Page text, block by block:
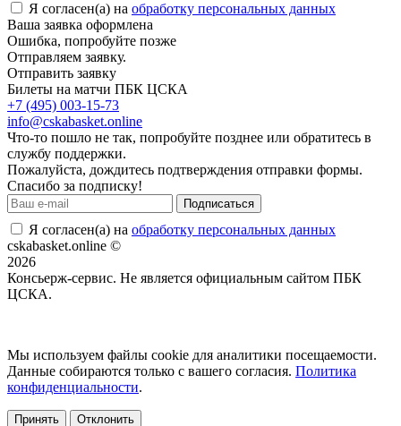
Я согласен(а) на обработку персональных данных
Ваша заявка оформлена
Ошибка, попробуйте позже
Отправляем заявку.
Отправить заявку
Билеты на матчи ПБК ЦСКА
+7 (495) 003-15-73
info@cskabasket.online
Что-то пошло не так, попробуйте позднее или обратитесь в
службу поддержки.
Пожалуйста, дождитесь подтверждения отправки формы.
Спасибо за подписку!
Подписаться
Я согласен(а) на обработку персональных данных
cskabasket.online ©
2026
Консьерж-сервис. Не является официальным сайтом ПБК
ЦСКА.
Мы используем файлы cookie для аналитики посещаемости.
Данные собираются только с вашего согласия. Политика
конфиденциальности.
Принять Отклонить